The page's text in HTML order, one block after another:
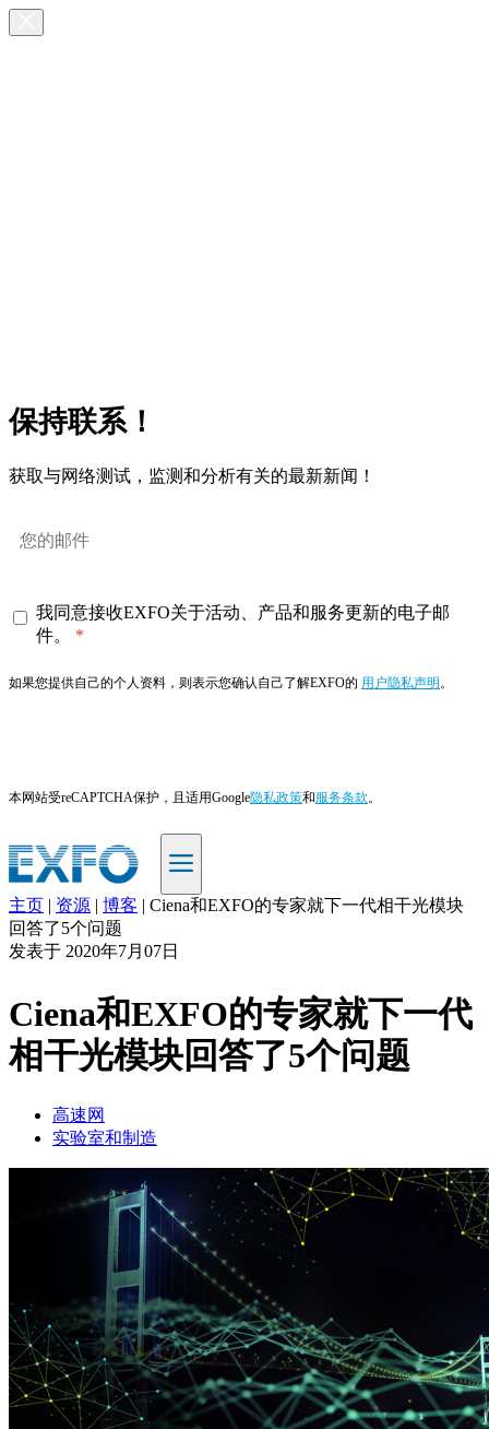
保持联系！
获取与网络测试，监测和分析有关的最新新闻！
我同意接收EXFO关于活动、产品和服务更新的电子邮
件。
如果您提供自己的个人资料，则表示您确认自己了解EXFO的 用户隐私声明 。
本网站受reCAPTCHA保护，且适用Google隐私政策和服务条款。
ZH
品
解
决
购
买
资
源
主页 | 资源 | 博客 | Ciena和EXFO的专家就下一代相干光模块
回答了5个问题
发表于 2020年7月07日
Ciena和EXFO的专家就下一代
相干光模块回答了5个问题
高速网
实验室和制造